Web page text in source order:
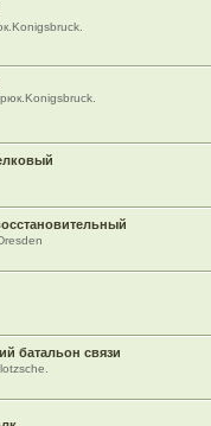
батальон связи